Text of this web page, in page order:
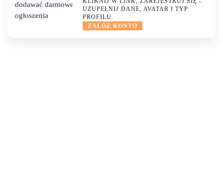
UZUPEŁNIJ DANE, AVATAR I TYP
PROFILU.
ZAŁÓŻ KONTO